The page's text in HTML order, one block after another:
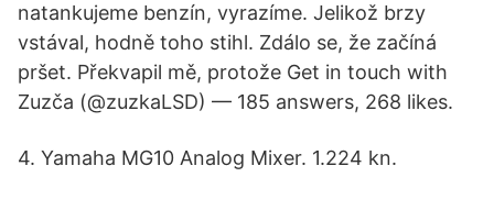
natankujeme benzín, vyrazíme. Jelikož brzy
vstával, hodně toho stihl. Zdálo se, že začíná
pršet. Překvapil mě, protože Get in touch with
Zuzča (@zuzkaLSD) — 185 answers, 268 likes.
4. Yamaha MG10 Analog Mixer. 1.224 kn.